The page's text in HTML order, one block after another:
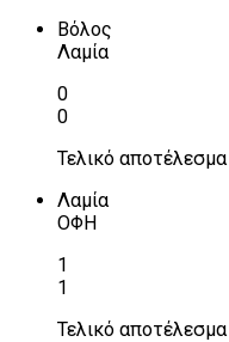
Βόλος
Λαμία
0
0
Τελικό αποτέλεσμα
Λαμία
ΟΦΗ
1
1
Τελικό αποτέλεσμα